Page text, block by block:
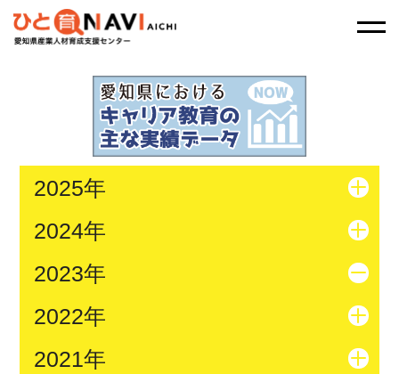
2025年
2024年
2023年
2022年
2021年